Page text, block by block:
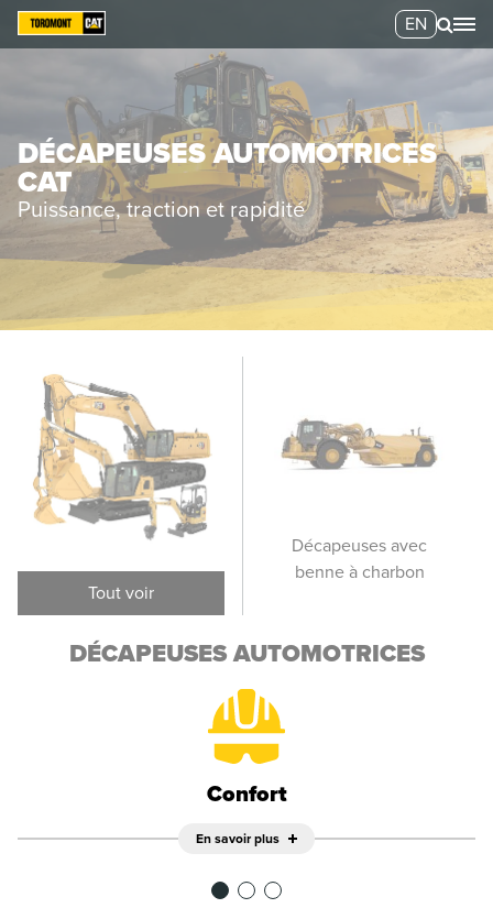
EN
DÉCAPEUSES AUTOMOTRICES
CAT
Puissance, traction et rapidité
Tout voir
Décapeuses
élévatrices
Décapeuses avec
benne à charbon
DÉCAPEUSES AUTOMOTRICES
Confort
En savoir plus